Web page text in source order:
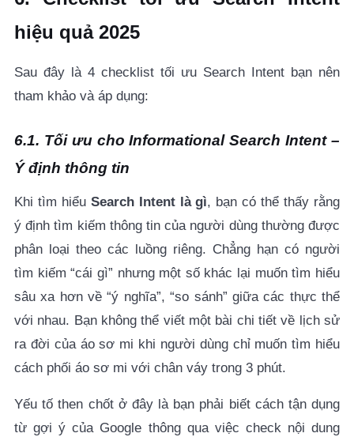
hiệu quả 2025
Sau đây là 4 checklist tối ưu Search Intent bạn nên
tham khảo và áp dụng:
6.1. Tối ưu cho Informational Search Intent –
Ý định thông tin
Khi tìm hiểu Search Intent là gì, bạn có thể thấy rằng
ý định tìm kiếm thông tin của người dùng thường được
phân loại theo các luồng riêng. Chẳng hạn có người
tìm kiếm “cái gì” nhưng một số khác lại muốn tìm hiểu
sâu xa hơn về “ý nghĩa”, “so sánh” giữa các thực thể
với nhau. Bạn không thể viết một bài chi tiết về lịch sử
ra đời của áo sơ mi khi người dùng chỉ muốn tìm hiểu
cách phối áo sơ mi với chân váy trong 3 phút.
Yếu tố then chốt ở đây là bạn phải biết cách tận dụng
từ gợi ý của Google thông qua việc check nội dung